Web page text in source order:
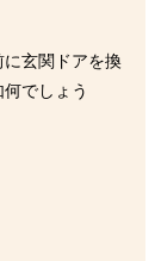
玄関ドアを換
でしょう